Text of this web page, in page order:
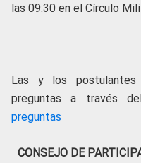
las 09:30 en el Círculo
Las y los postulantes
preguntas a través
preguntas
CONSEJO DE